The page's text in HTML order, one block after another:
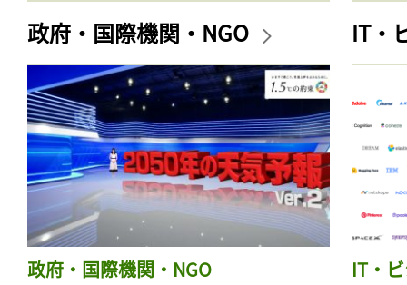
政府・国際機関・NGO
政府・国際機関・NGO
IT・
IT・